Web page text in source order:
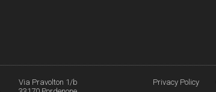
Via Pravolton 1/b
Privacy Policy